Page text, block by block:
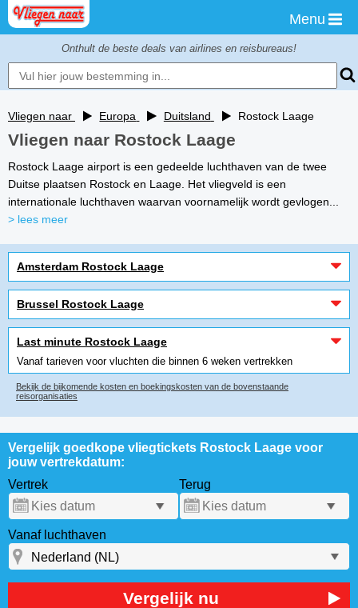
Menu
Onthult de beste deals van airlines en reisbureaus!
Vliegen naar Europa Duitsland Rostock Laage
Vliegen naar Rostock Laage
Rostock Laage airport is een gedeelde luchthaven van de twee
Duitse plaatsen Rostock en Laage. Het vliegveld is een
internationale luchthaven waarvan voornamelijk wordt gevlogen...
> lees meer
Amsterdam Rostock Laage
Brussel Rostock Laage
Last minute Rostock Laage
Vanaf tarieven voor vluchten die binnen 6 weken vertrekken
Bekijk de bijkomende kosten en boekingskosten van de bovenstaande
reisorganisaties
Vergelijk goedkope vliegtickets Rostock Laage voor
jouw vertrekdatum:
Vertrek
Terug
Vanaf luchthaven
Vergelijk nu